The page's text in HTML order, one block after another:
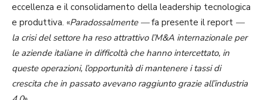
eccellenza e il consolidamento della leadership tecnologica
e produttiva. «Paradossalmente —fa presente il report —
la crisi del settore ha reso attrattivo l’M&A internazionale per
le aziende italiane in difficoltà che hanno intercettato, in
queste operazioni, l’opportunità di mantenere i tassi di
crescita che in passato avevano raggiunto grazie all’industria